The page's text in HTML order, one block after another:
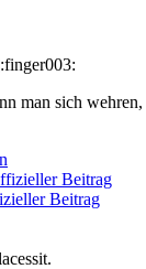
man sich
Beitrag
Beitrag